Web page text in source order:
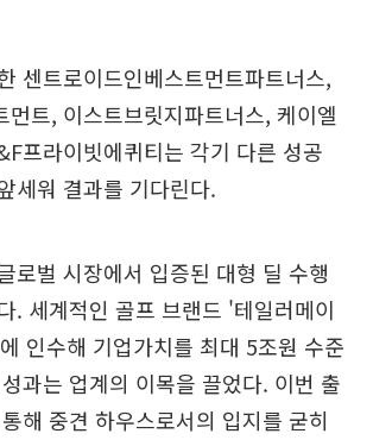
센트로이드인베스트먼트파트너스,
먼트, 이스트브릿지파트너스, 케이엘
프라이빗에퀴티는 각기 다른 성공
세워 결과를 기다린다.
로벌 시장에서 입증된 대형 딜 수행
. 세계적인 골프 브랜드 '테일러메이
인수해 기업가치를 최대 5조원 수준
과는 업계의 이목을 끌었다. 이번 출
해 중견 하우스로서의 입지를 굳히